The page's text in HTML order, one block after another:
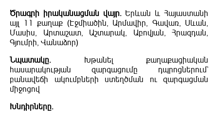
Ծրագրի իրականացման վայր.Երևան և Հայաստանի
այլ 11 քաղաք (Էջմիածին, Արմավիր, Գավառ, Սևան,
Մասիս, Արտաշատ, Աշտարակ, Աբովյան, Հրազդան,
Գյումրի, Վանաձոր)
Նպատակը. Խթանել քաղաքացիական
հասարակության զարգացումը դպրոցներում`
բանավեճի ակումբների ստեղծման ու զարգացման
միջոցով
Խնդիրները.